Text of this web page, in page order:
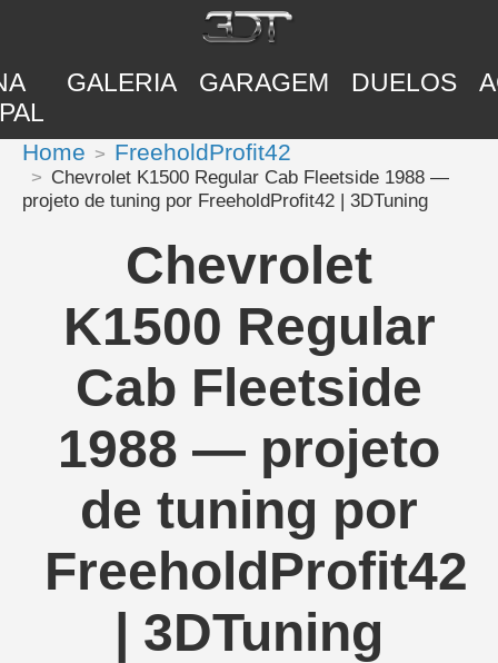
GALERIA GARAGEM DUELOS
Home FreeholdProfit42
Chevrolet K1500 Regular Cab Fleetside 1988 —
projeto de tuning por FreeholdProfit42 | 3DTuning
Chevrolet
K1500 Regular
Cab Fleetside
1988 — projeto
de tuning por
FreeholdProfit42
| 3DTuning